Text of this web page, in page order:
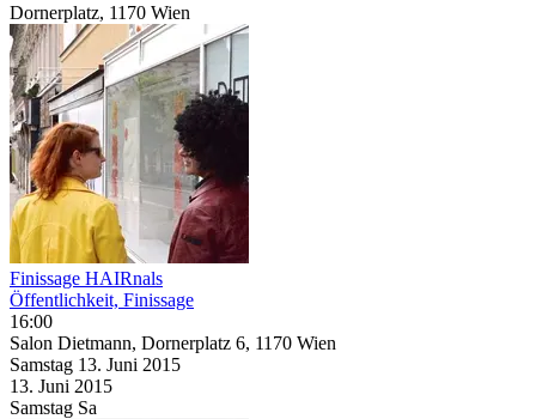
Dornerplatz, 1170 Wien
Finissage HAIRnals
Öffentlichkeit, Finissage
16:00
Salon Dietmann, Dornerplatz 6, 1170 Wien
Samstag 13. Juni 2015
13. Juni 2015
Samstag Sa